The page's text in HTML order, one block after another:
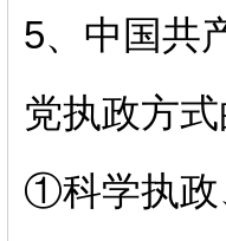
5、 中国共
党执政方
①科学执政